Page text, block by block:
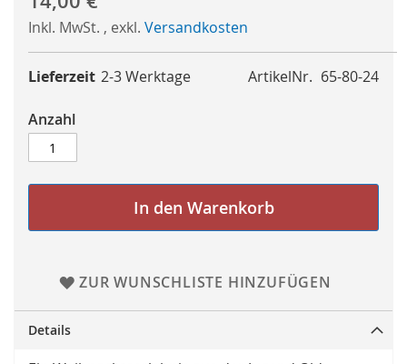
Inkl. MwSt. , exkl. Versandkosten
ArtikelNr. 65-80-24
Lieferzeit 2-3 Werktage
Anzahl
In den Warenkorb
ZUR WUNSCHLISTE HINZUFÜGEN
Details